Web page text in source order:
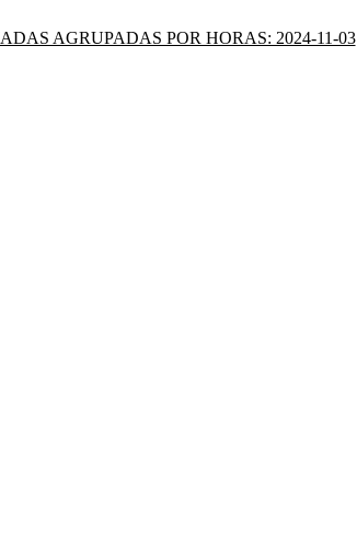
AGRUPADAS POR HORAS: 2024-11-03